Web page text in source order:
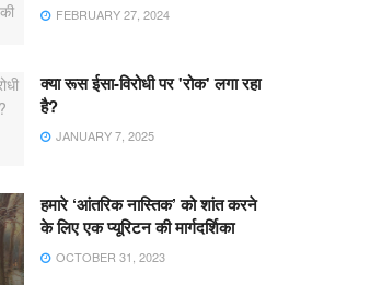
FEBRUARY 27, 2024
क्या रूस ईसा-विरोधी पर 'रोक' लगा रहा
है?
JANUARY 7, 2025
हमारे ‘आंतरिक नास्तिक’ को शांत करने
के लिए एक प्यूरिटन की मार्गदर्शिका
OCTOBER 31, 2023